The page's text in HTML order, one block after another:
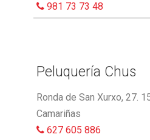
981 73 73 48
Peluquería Chus
Ronda de San Xurxo, 27.
Camariñas
627 605 886